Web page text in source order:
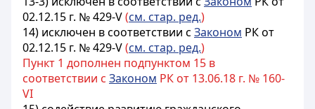
02.12.15 г. № 429-V(см. стар. ред.)
14) исключен в соответствии с Законом РК от
02.12.15 г. № 429-V(см. стар. ред.)
Пункт 1 дополнен подпунктом 15 в
соответствии с Законом РК от 13.06.18 г. № 160-
VI